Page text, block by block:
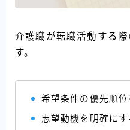
介護職が転職活動する
す。
希望条件の優先順位
志望動機を明確にす